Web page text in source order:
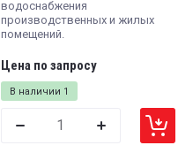
водоснабжения
производственных и жилых
помещений.
В наличии 1
Цена по запросу